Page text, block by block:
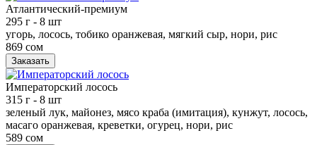
Атлантический-премиум
295 г - 8 шт
угорь, лосось, тобико оранжевая, мягкий сыр, нори, рис
869 сом
Заказать
Императорский лосось
315 г - 8 шт
зеленый лук, майонез, мясо краба (имитация), кунжут, лосось,
масаго оранжевая, креветки, огурец, нори, рис
589 сом